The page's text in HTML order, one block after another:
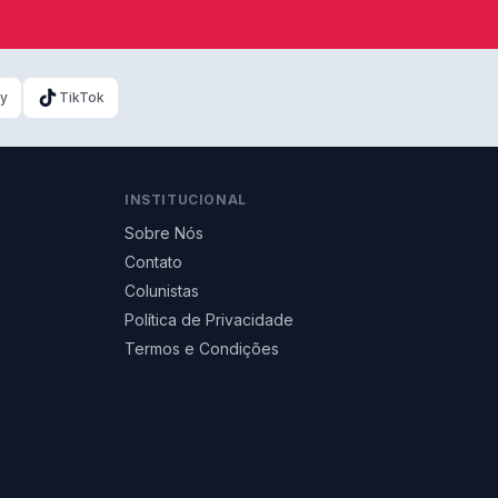
TikTok
INSTITUCIONAL
Sobre Nós
Contato
Colunistas
Política de Privacidade
Termos e Condições